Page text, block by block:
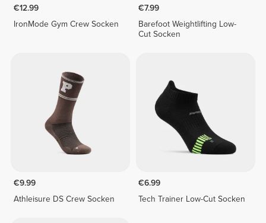
€12.99
IronMode Gym Crew Socken
€7.99
Barefoot Weightlifting Low-
Cut Socken
€9.99
Athleisure DS Crew Socken
€6.99
Tech Trainer Low-Cut Socken